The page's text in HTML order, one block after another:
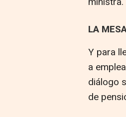
LA
Y para
a
diálogo
de